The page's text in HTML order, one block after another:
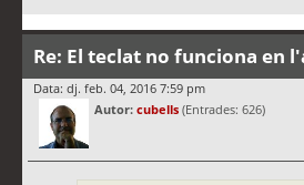
Re: El teclat no funciona en
Data: dj. feb. 04, 2016 7:59 pm
Autor: cubells (Entrades: 626)